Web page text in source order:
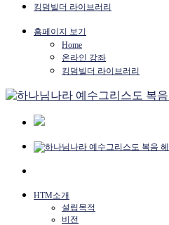
킹덤빌더 라이브러리
홈페이지 보기
Home
온라인 강좌
킹덤빌더 라이브러리
HTM소개
설립목적
비전